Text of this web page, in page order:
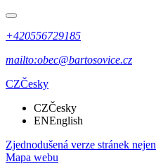
+420556729185
mailto:obec@bartosovice.cz
CZČesky
CZČesky
ENEnglish
Zjednodušená verze stránek
Mapa webu